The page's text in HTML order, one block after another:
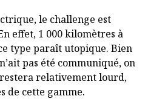
le challenge est
effet, 1 000 kilomètres à
type paraît utopique. Bien
pas été communiqué, on
relativement lourd,
de cette gamme.